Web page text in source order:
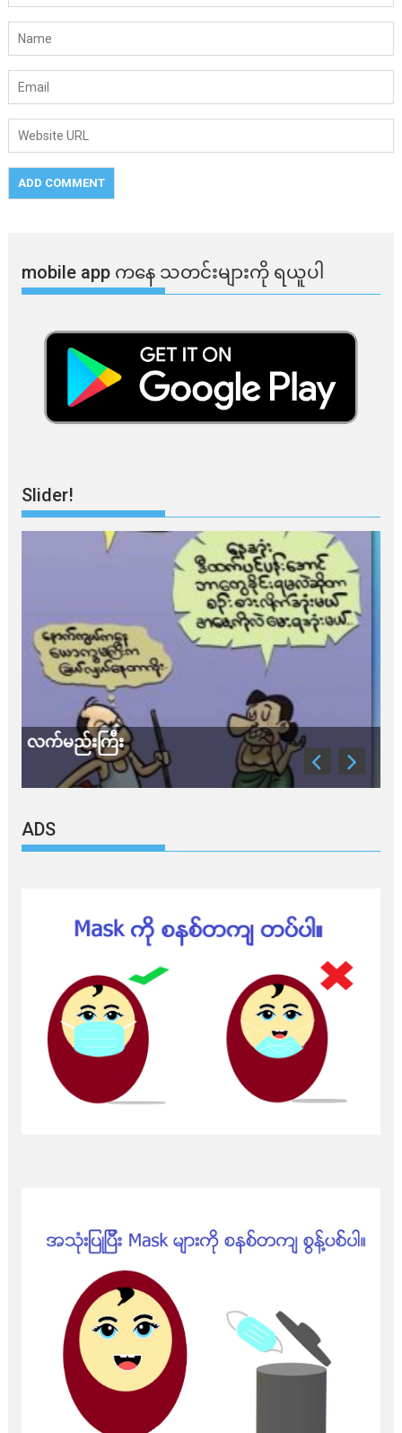
mobile app ​​ကနေ ​​သတင်းများကို ရယူပါ
Slider!
သတိ အိုမီခရွန်တဲ့
ADS